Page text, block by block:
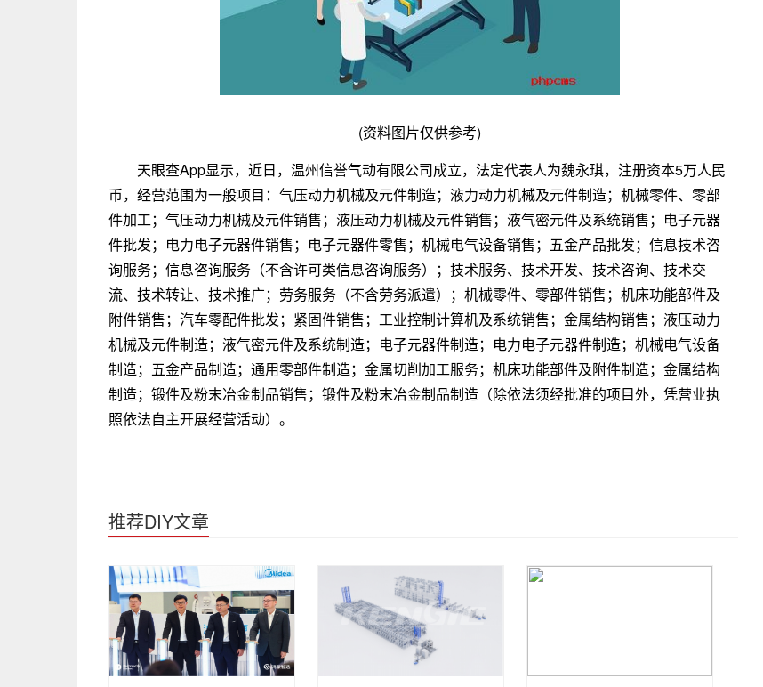
(资料图片仅供参考)
天眼查App显示，近日，温州信誉气动有限公司成立，法定代表人为魏永琪，注册资本5万人民
币，经营范围为一般项目：气压动力机械及元件制造；液力动力机械及元件制造；机械零件、零部
件加工；气压动力机械及元件销售；液压动力机械及元件销售；液气密元件及系统销售；电子元器
件批发；电力电子元器件销售；电子元器件零售；机械电气设备销售；五金产品批发；信息技术咨
询服务；信息咨询服务（不含许可类信息咨询服务）；技术服务、技术开发、技术咨询、技术交
流、技术转让、技术推广；劳务服务（不含劳务派遣）；机械零件、零部件销售；机床功能部件及
附件销售；汽车零配件批发；紧固件销售；工业控制计算机及系统销售；金属结构销售；液压动力
机械及元件制造；液气密元件及系统制造；电子元器件制造；电力电子元器件制造；机械电气设备
制造；五金产品制造；通用零部件制造；金属切削加工服务；机床功能部件及附件制造；金属结构
制造；锻件及粉末冶金制品销售；锻件及粉末冶金制品制造（除依法须经批准的项目外，凭营业执
照依法自主开展经营活动）。
推荐DIY文章